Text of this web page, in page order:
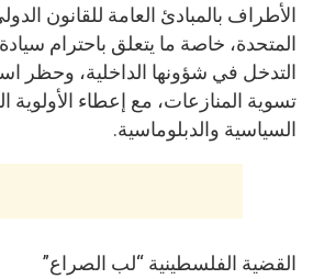
الأطراف بالمبادئ العامة للقانون
المتحدة، خاصة ما يتعلق باحترام
التدخل في شؤونها الداخلية، وحظر
تسوية المنازعات، مع إعطاء
السياسية والدبلوماسية.
القضية الفلسطينية “لب الصراع”